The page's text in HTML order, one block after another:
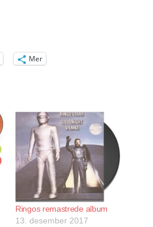
Mer
Ringos remastrede album
13. desember 2017